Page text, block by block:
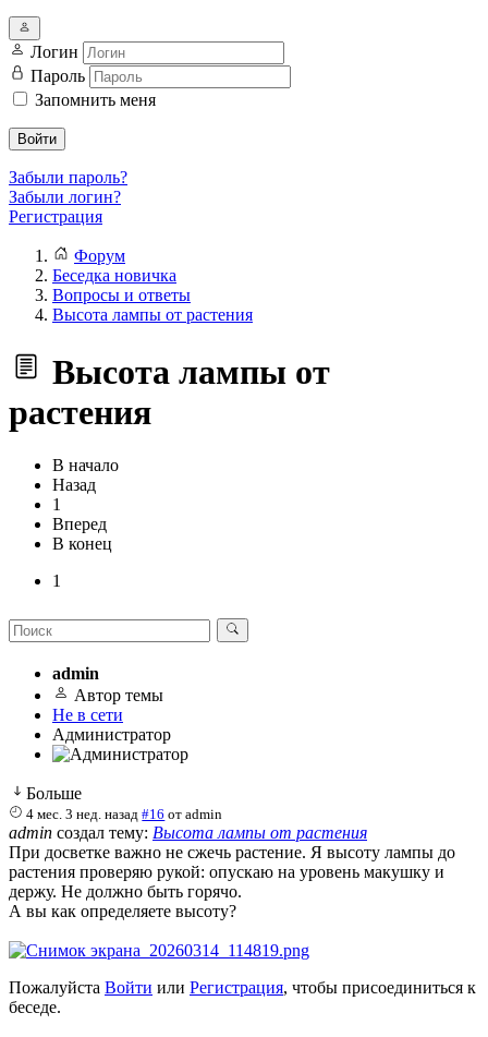
Логин
Пароль
Запомнить меня
Войти
Забыли пароль?
Забыли логин?
Регистрация
Форум
Беседка новичка
Вопросы и ответы
Высота лампы от растения
Высота лампы от
растения
В начало
Назад
1
Вперед
В конец
1
admin
Автор темы
Не в сети
Администратор
Больше
4 мес. 3 нед. назад #16 отadmin
admin создал тему: Высота лампы от растения
При досветке важно не сжечь растение. Я высоту лампы до
растения проверяю рукой: опускаю на уровень макушку и
держу. Не должно быть горячо.
А вы как определяете высоту?
Пожалуйста Войти или Регистрация, чтобы присоединиться к
беседе.